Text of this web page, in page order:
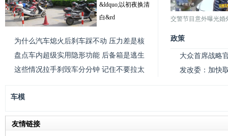
&ldquo;以初夜换清
白&rd
为什么汽车熄火后刹车踩不动 压力差是核
盘点车内超级实用隐形功能 后备箱是逃生
这些情况拉手刹毁车分分钟 记住不要拉太
交警节目意外曝光婚
政策
大众首席战略
发改委：加快
车模
友情链接